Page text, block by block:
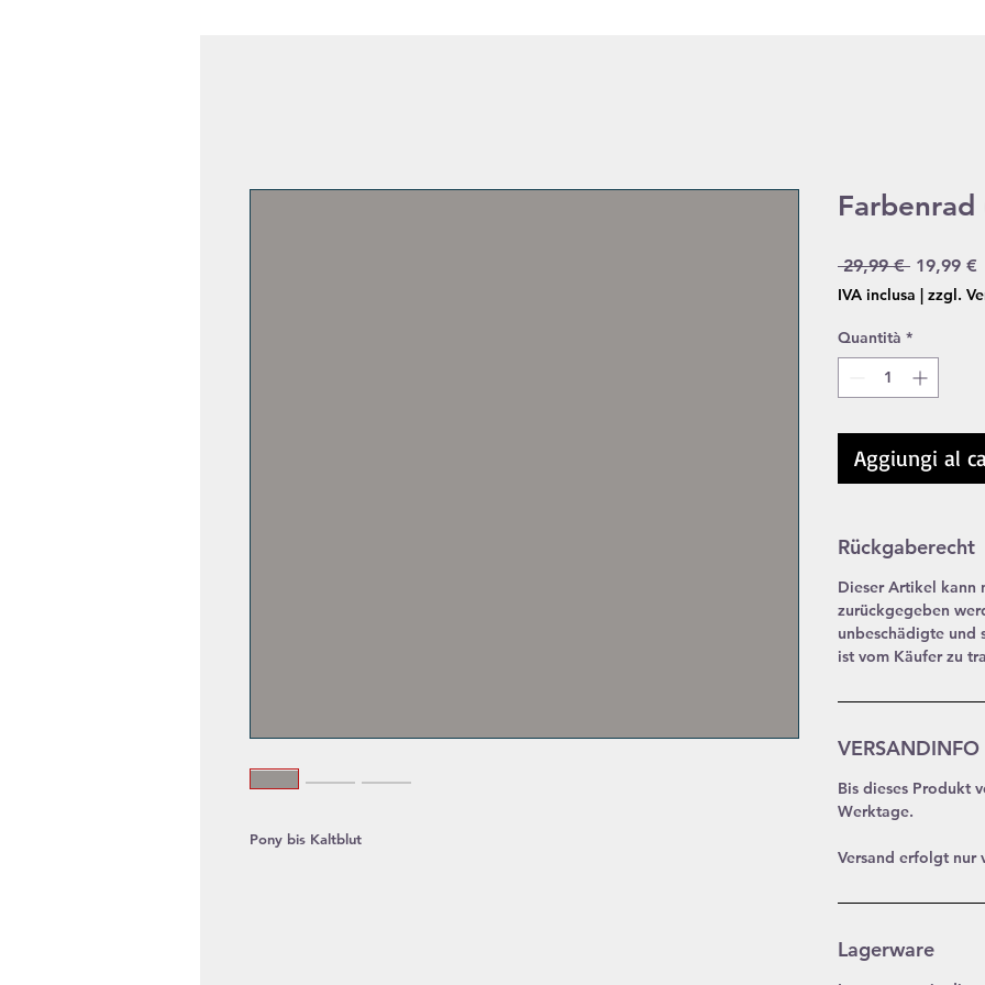
Pony bis Kaltblut
Farbenrad
29,99 € Prezzo
19,99 €
IVA inclusa | zzgl.
Quantità *
Aggiungi al
Rückgaberecht
Dieser Artikel kann
zurückgegeben
unbeschädigte und
ist vom Käufer zu
VERSANDINFO
Bis dieses Produkt
Werktage.
Versand erfolgt nur
Lagerware